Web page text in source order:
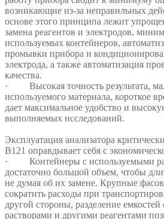
возникающие из-за неправильных
основе этого принципа лежит
замена реагентов и электродов,
используемых контейнеров,
промывки прибора и
электрода, а также автоматизация
качества.
· Высокая точность результата,
используемого материала, короткое
дает максимальное удобство и
выполняемых исследований.
Эксплуатация анализатора
B121 оправдывает себя с
· Контейнеры с используемыми
достаточно большой объем, чтобы
не думая об их замене. Крупные
сократить расходы при
другой стороны, разделение
растворами и другими реагентами